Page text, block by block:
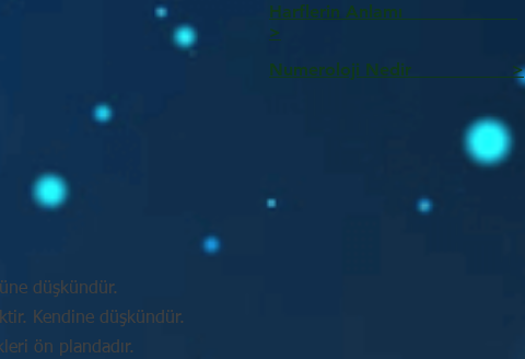
Harflerin Anlamı
>
Numeroloji Nedir_________ >
düşkündür.
Kendine düşkündür.
ön plandadır.